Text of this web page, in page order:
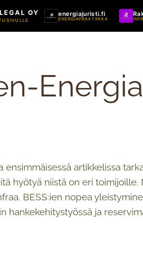
OY energiajuristi.fi
ENERGIAPRAKTIIKKA
ensimmäisessä artikkelissa
hyötyä niistä on eri
BESS:ien nopea
hankekehitystyössä ja